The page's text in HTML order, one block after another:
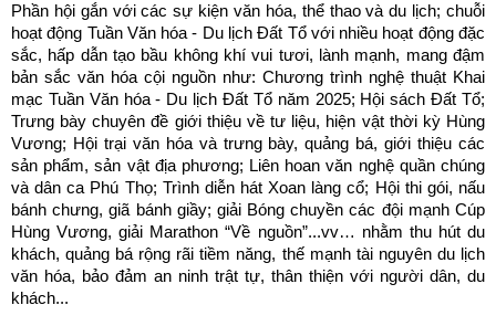
Phần hội gắn với các sự kiện văn hóa, thể thao và du lịch; chuỗi
hoạt động Tuần Văn hóa - Du lịch Đất Tổ với nhiều hoạt động đặc
sắc, hấp dẫn tạo bầu không khí vui tươi, lành mạnh, mang đậm
bản sắc văn hóa cội nguồn như: Chương trình nghệ thuật Khai
mạc Tuần Văn hóa - Du lịch Đất Tổ năm 2025; Hội sách Đất Tổ;
Trưng bày chuyên đề giới thiệu về tư liệu, hiện vật thời kỳ Hùng
Vương; Hội trại văn hóa và trưng bày, quảng bá, giới thiệu các
sản phẩm, sản vật địa phương; Liên hoan văn nghệ quần chúng
và dân ca Phú Thọ; Trình diễn hát Xoan làng cổ; Hội thi gói, nấu
bánh chưng, giã bánh giầy; giải Bóng chuyền các đội mạnh Cúp
Hùng Vương, giải Marathon “Về nguồn”...vv… nhằm thu hút du
khách, quảng bá rộng rãi tiềm năng, thế mạnh tài nguyên du lịch
văn hóa, bảo đảm an ninh trật tự, thân thiện với người dân, du
khách...